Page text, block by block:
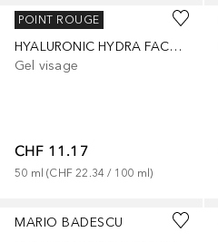
ARTDECO
HYALURONIC HYDRA FACE GEL 50 ML
Gel visage
CHF 11.17
50 ml (CHF 22.34 / 100 ml)
POINT ROUGE
MARIO BADESCU